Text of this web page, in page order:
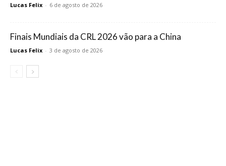
Lucas Felix - 6 de agosto de 2026
Finais Mundiais da CRL 2026 vão para a China
Lucas Felix - 3 de agosto de 2026